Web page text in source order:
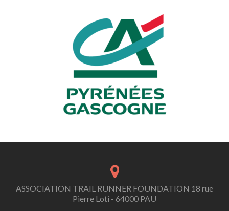
ASSOCIATION TRAIL RUNNER FOUNDATION 18 rue
Pierre Loti - 64000 PAU